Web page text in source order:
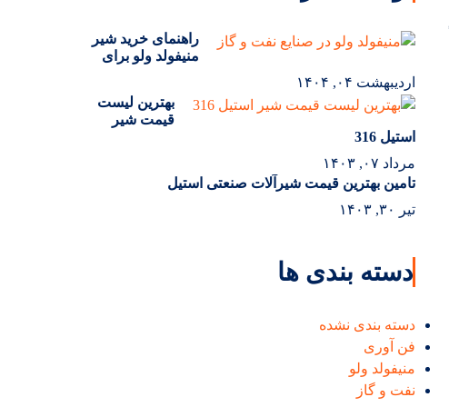
راهنمای خرید شیر
منیفولد ولو برای
اردیبهشت ۰۴, ۱۴۰۴
بهترین لیست
قیمت شیر
استیل 316
مرداد ۰۷, ۱۴۰۳
تامین بهترین قیمت شیرآلات صنعتی استیل
تیر ۳۰, ۱۴۰۳
دسته بندی ها
دسته بندی نشده
فن آوری
منیفولد ولو
نفت و گاز